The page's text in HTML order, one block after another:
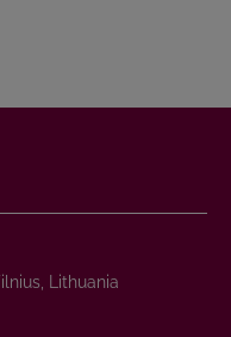
Lithuania